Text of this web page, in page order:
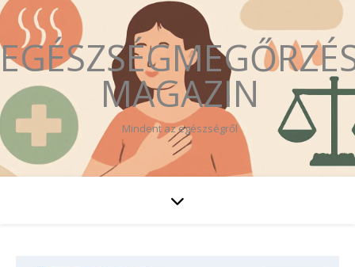
MAGAZIN
Mindent az egészségről